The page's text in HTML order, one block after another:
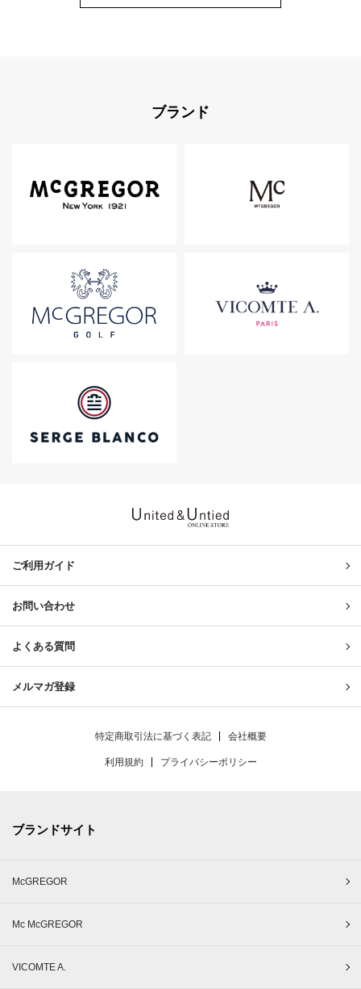
ブランド
ご利用ガイド
お問い合わせ
よくある質問
メルマガ登録
特定商取引法に基づく表記 会社概要
利用規約 プライバシーポリシー
ブランドサイト
McGREGOR
Mc McGREGOR
VICOMTE A.